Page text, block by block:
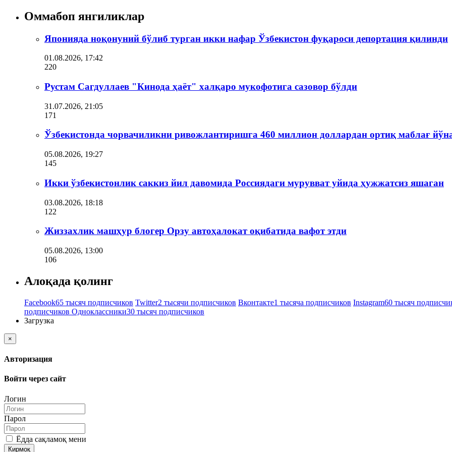
Оммабоп янгиликлар
Японияда ноқонуний бўлиб турган икки нафар Ўзбекистон фуқароси депортация қилинди
01.08.2026, 17:42
220
Рустам Сагдуллаев "Кинода ҳаёт" халқаро мукофотига сазовор бўлди
31.07.2026, 21:05
171
Ўзбекистонда чорвачиликни ривожлантиришга 460 миллион доллардан ортиқ маблағ
05.08.2026, 19:27
145
Икки ўзбекистонлик саккиз йил давомида Россиядаги мурувват уйида ҳужжатсиз яшаган
03.08.2026, 18:18
122
Жиззахлик машҳур блогер Орзу автоҳалокат оқибатида вафот этди
05.08.2026, 13:00
106
Алоқада қолинг
Facebook65 тысяч подписчиков Twitter2 тысячи подписчиков Вконтакте1 тысяча подписчиков Instagram60 тысяч
подписчиков Одноклассники30 тысяч подписчиков
Загрузка
×
Авторизация
Войти через сайт
Логин
Парол
Ёдда сақламоқ мени